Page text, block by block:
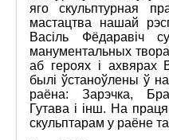
яго скульптурная
мастацтва нашай
Васіль Фёдаравіч
манументальных
аб героях і
былі ўстаноўлены ў
раёна: Зарэчка,
Гутава і інш. На
скульптарам у раёне